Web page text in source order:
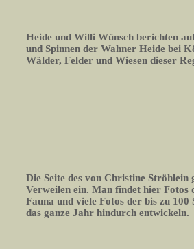
Heide und Willi Wünsch berichten
und Spinnen der Wahner Heide bei
Wälder, Felder und Wiesen dieser
Die Seite des von Christine
Verweilen ein. Man findet hier
Fauna und viele Fotos der bis zu
das ganze Jahr hindurch entwickeln.